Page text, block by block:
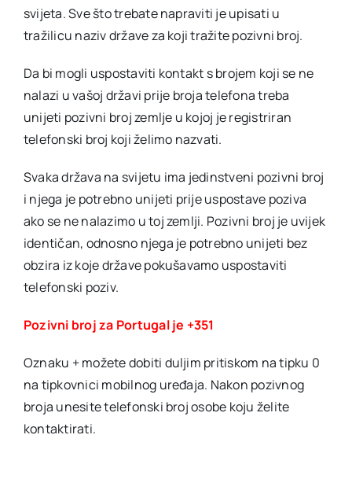
svijeta. Sve što trebate napraviti je upisati u
tražilicu naziv države za koji tražite pozivni broj.
Da bi mogli uspostaviti kontakt s brojem koji se ne
nalazi u vašoj državi prije broja telefona treba
unijeti pozivni broj zemlje u kojoj je registriran
telefonski broj koji želimo nazvati.
Svaka država na svijetu ima jedinstveni pozivni broj
i njega je potrebno unijeti prije uspostave poziva
ako se ne nalazimo u toj zemlji. Pozivni broj je uvijek
identičan, odnosno njega je potrebno unijeti bez
obzira iz koje države pokušavamo uspostaviti
telefonski poziv.
Pozivni broj za Portugal je +351
Oznaku + možete dobiti duljim pritiskom na tipku 0
na tipkovnici mobilnog uređaja. Nakon pozivnog
broja unesite telefonski broj osobe koju želite
kontaktirati.